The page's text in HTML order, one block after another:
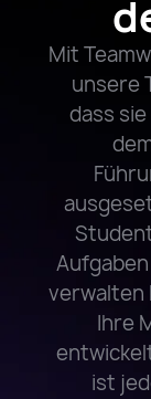
Mit
unsere
dass
verwalten
Ihre
ist